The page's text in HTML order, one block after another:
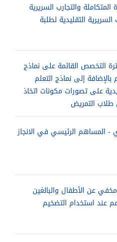
المتكاملة والتجارب السريرية
السريرية التقليدية لطلبة
التخصص القائمة على نماذج
بالإضافة إلى نماذج التعلم
على تصورات مكونات اتخاذ
طلاب التمريض
- المساهم الرئيسي في الانجاز
عن الأطفال والبالغين
عند استخدام التضخيم